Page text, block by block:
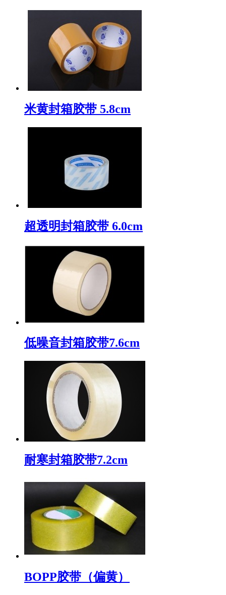
米黄封箱胶带 5.8cm
超透明封箱胶带 6.0cm
低噪音封箱胶带7.6cm
耐寒封箱胶带7.2cm
BOPP胶带（偏黄）